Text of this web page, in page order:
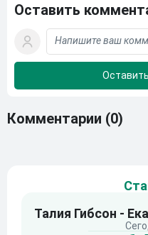
Оставить
Комментарии (0)
Талия Гибсон -